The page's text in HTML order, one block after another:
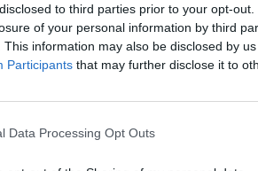
to third parties prior to your opt-
of your personal information by third
This information may also be disclosed by
Participants that may further disclose it to
Data Processing Opt Outs
κάτι που αποτελεί εγγύηση
παρατήρησε.
– το οικονομικό
και Ισραήλ, και
το οποίο περιλαμβάνει